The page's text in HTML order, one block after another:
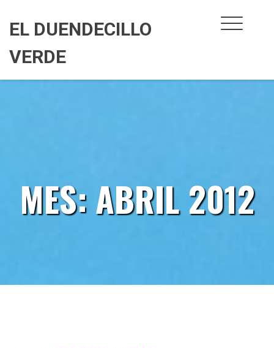
content
EL DUENDECILLO
VERDE
MES:ABRIL 2012